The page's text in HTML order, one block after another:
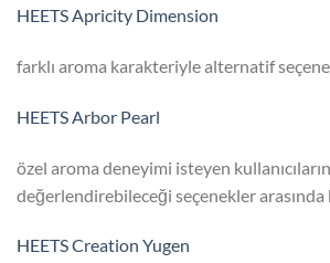
HEETS Apricity Dimension
farklı aroma karakteriyle alternatif
HEETS Arbor Pearl
özel aroma deneyimi isteyen kullanıcıların
değerlendirebileceği seçenekler arasında
HEETS Creation Yugen